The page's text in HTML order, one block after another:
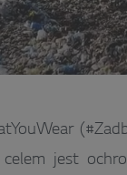
celem jest